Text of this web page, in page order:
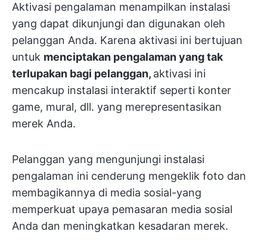
Aktivasi pengalaman menampilkan instalasi
yang dapat dikunjungi dan digunakan oleh
pelanggan Anda. Karena aktivasi ini bertujuan
untuk menciptakan pengalaman yang tak
terlupakan bagi pelanggan, aktivasi ini
mencakup instalasi interaktif seperti konter
game, mural, dll. yang merepresentasikan
merek Anda.
Pelanggan yang mengunjungi instalasi
pengalaman ini cenderung mengeklik foto dan
membagikannya di media sosial-yang
memperkuat upaya pemasaran media sosial
Anda dan meningkatkan kesadaran merek.